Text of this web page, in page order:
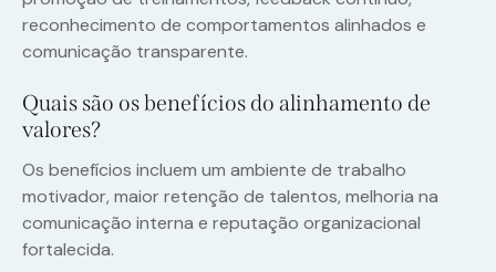
reconhecimento de comportamentos alinhados e
comunicação transparente.
Quais são os benefícios do alinhamento de
valores?
Os benefícios incluem um ambiente de trabalho
motivador, maior retenção de talentos, melhoria na
comunicação interna e reputação organizacional
fortalecida.